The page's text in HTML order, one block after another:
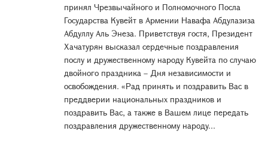
принял Чрезвычайного и Полномочного Посла
Государства Кувейт в Армении Навафа Абдулазиза
Абдуллу Аль Энеза. Приветствуя гостя, Президент
Хачатурян высказал сердечные поздравления
послу и дружественному народу Кувейта по случаю
двойного праздника – Дня независимости и
освобождения. «Рад принять и поздравить Вас в
преддверии национальных праздников и
поздравить Вас, а также в Вашем лице передать
поздравления дружественному народу...